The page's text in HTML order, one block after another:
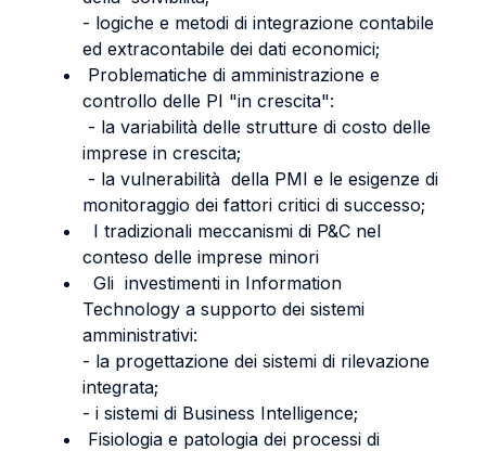
- logiche e metodi di integrazione contabile
ed extracontabile dei dati economici;
Problematiche di amministrazione e
controllo delle PI "in crescita":
- la variabilità delle strutture di costo delle
imprese in crescita;
- la vulnerabilità della PMI e le esigenze di
monitoraggio dei fattori critici di successo;
I tradizionali meccanismi di P&C nel
conteso delle imprese minori
Gli investimenti in Information
Technology a supporto dei sistemi
amministrativi:
- la progettazione dei sistemi di rilevazione
integrata;
- i sistemi di Business Intelligence;
Fisiologia e patologia dei processi di